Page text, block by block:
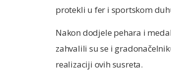
protekli u fer i sportskom
Nakon dodjele pehara i
zahvalili su se i
realizaciji ovih susreta.